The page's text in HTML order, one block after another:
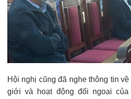
Hội nghị cũng đã nghe thông tin
giới và hoạt động đối ngoại